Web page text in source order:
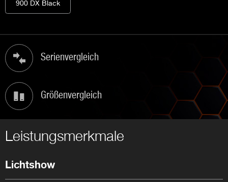
900 DX Black
Serienvergleich
Größenvergleich
Leistungsmerkmale
Lichtshow